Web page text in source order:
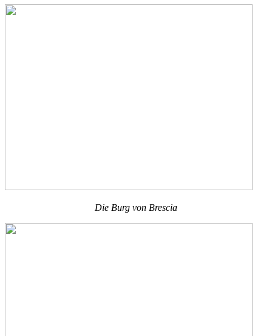
Die Burg von Brescia